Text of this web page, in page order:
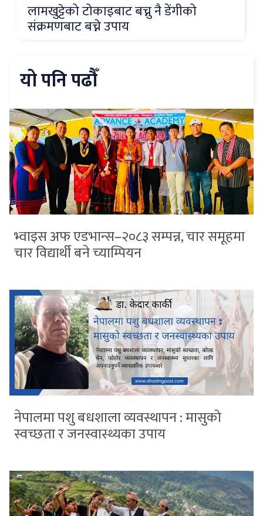
लामखुट्टेको टोकाइबाट बच्नु नै डेंगीको
संक्रमणबाट बच्ने उपाय
यो पनि पढौँ
भ्वाइस अफ एडभान्स–२०८३ सम्पन्न, चार समूहमा
चार विद्यार्थी बने च्याम्पियन
नेपालमा पशु बधशाला व्यवस्थापन : मासुको
स्वच्छता र जनस्वास्थ्यका उपाय